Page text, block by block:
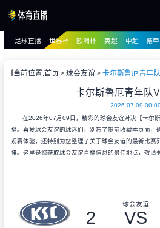
播
足球直播 世界杯 欧洲杯 英超 中超 德甲
当前位置:首页 球会友谊 卡尔斯鲁厄青年
卡尔斯鲁厄青年队
2026-07-09
在2026年07月09日，精彩的球会友谊对决【卡尔
播。喜爱球会友谊的球迷们，别忘了提前收藏本页面，
观赛体验，还特别为您整理了关于球会友谊的最新比赛
排。这里是您获取球会友谊直播信息的最佳地点，敬请
球会友谊
2 VS